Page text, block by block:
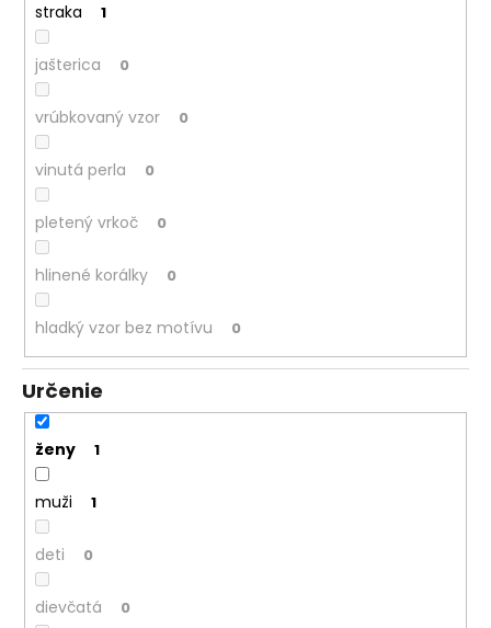
straka 1
jašterica 0
vrúbkovaný vzor 0
vinutá perla 0
pletený vrkoč 0
hlinené korálky 0
hladký vzor bez motívu 0
Určenie
ženy 1
muži 1
deti 0
dievčatá 0